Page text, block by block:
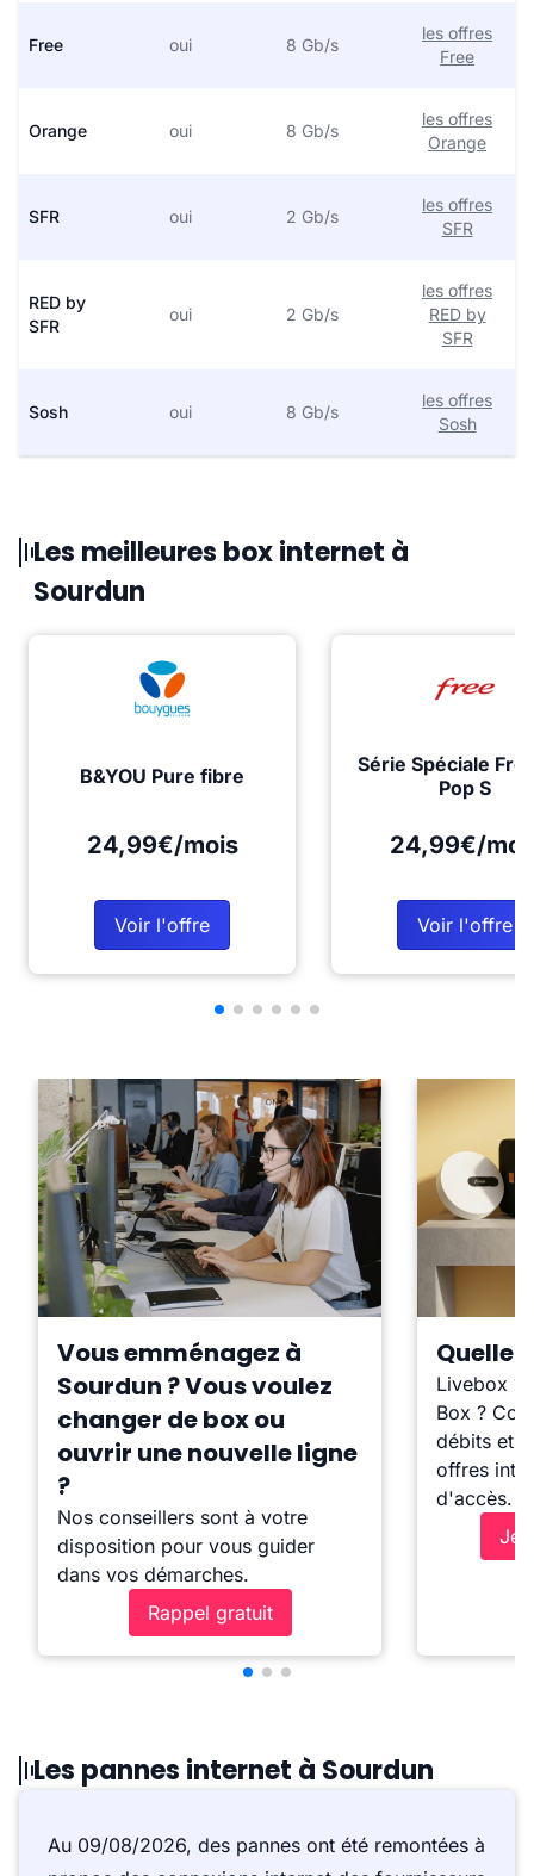
Free oui 8 Gb/s
les offres
Free
Orange oui 8 Gb/s
les offres
Orange
SFR oui 2 Gb/s
les offres
SFR
RED by
SFR
oui 2 Gb/s
les offres
RED by
SFR
Sosh oui 8 Gb/s
les offres
Sosh
Les meilleures box internet à
Sourdun
B&YOU Pure fibre
24,99€/mois
Voir l'offre
Série Spéciale
Pop S
24,99€/
Voir l'offre
Vous emménagez à
Sourdun ? Vous voulez
changer de box ou
ouvrir une nouvelle ligne
?
Nos conseillers sont à votre
disposition pour vous guider
dans vos démarches.
Rappel gratuit
Quelle
Livebox ?
Box ?
débits et
offres
d'accès.
Je
Les pannes internet à Sourdun
Au 09/08/2026, des pannes ont été remontées à